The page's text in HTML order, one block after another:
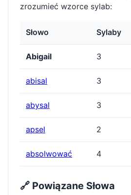
zrozumieć wzorce sylab:
Słowo Sylaby
Abigail 3
abisal 3
abysal 3
apsel 2
absolwować 4
🔗 Powiązane Słowa